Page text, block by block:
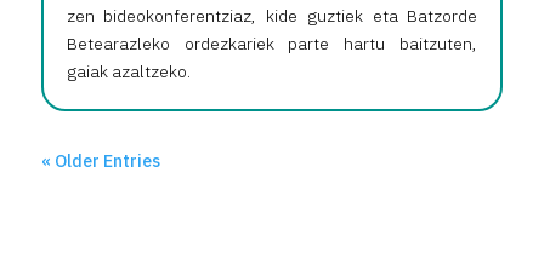
zen bideokonferentziaz, kide guztiek eta Batzorde
Betearazleko ordezkariek parte hartu baitzuten,
gaiak azaltzeko.
« Older Entries